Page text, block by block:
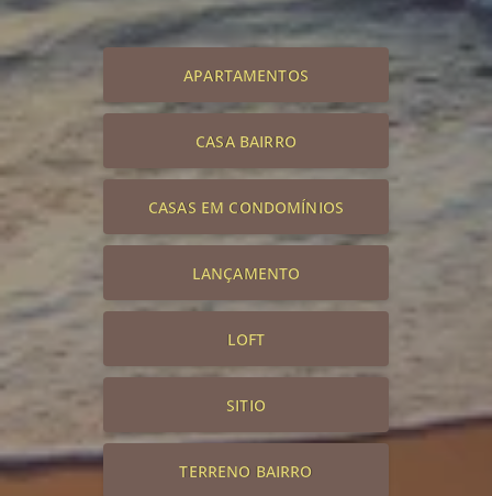
APARTAMENTOS
CASA BAIRRO
CASAS EM CONDOMÍNIOS
LANÇAMENTO
LOFT
SITIO
TERRENO BAIRRO